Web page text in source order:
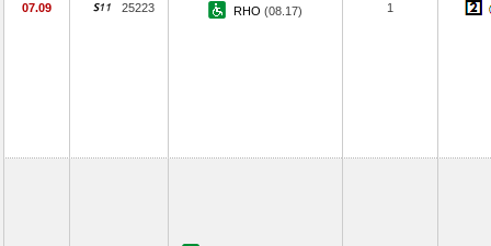
07.09 25223 RHO (08.17) 1